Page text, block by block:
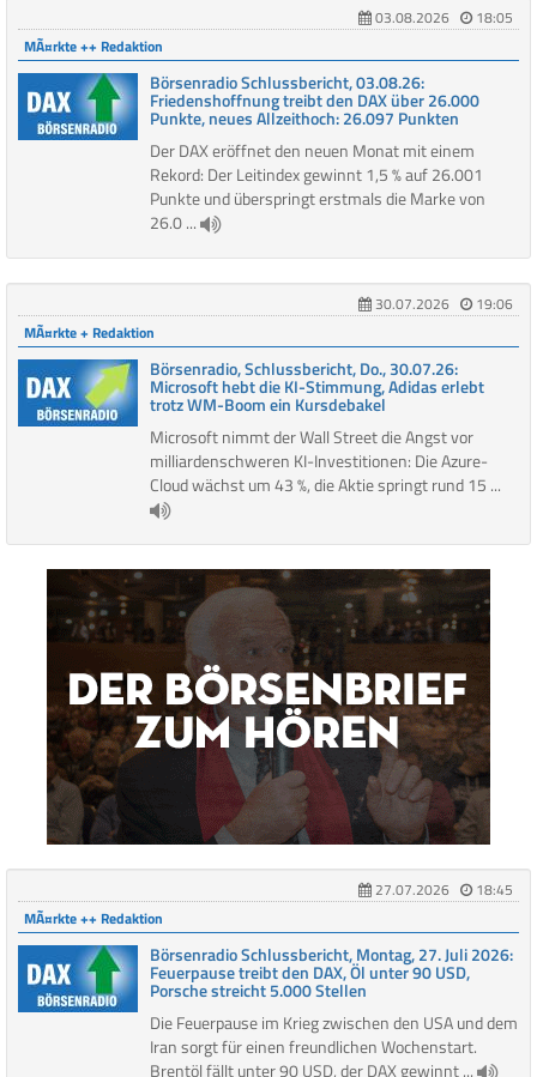
03.08.2026
18:05
MÃ¤rkte ++ Redaktion
Börsenradio Schlussbericht, 03.08.26:
Friedenshoffnung treibt den DAX über 26.000
Punkte, neues Allzeithoch: 26.097 Punkten
Der DAX eröffnet den neuen Monat mit einem
Rekord: Der Leitindex gewinnt 1,5 % auf 26.001
Punkte und überspringt erstmals die Marke von
26.0 ...
30.07.2026
19:06
MÃ¤rkte + Redaktion
Börsenradio, Schlussbericht, Do., 30.07.26:
Microsoft hebt die KI-Stimmung, Adidas erlebt
trotz WM-Boom ein Kursdebakel
Microsoft nimmt der Wall Street die Angst vor
milliardenschweren KI-Investitionen: Die Azure-
Cloud wächst um 43 %, die Aktie springt rund 15 ...
27.07.2026
18:45
MÃ¤rkte ++ Redaktion
Börsenradio Schlussbericht, Montag, 27. Juli 2026:
Feuerpause treibt den DAX, Öl unter 90 USD,
Porsche streicht 5.000 Stellen
Die Feuerpause im Krieg zwischen den USA und dem
Iran sorgt für einen freundlichen Wochenstart.
Brentöl fällt unter 90 USD, der DAX gewinnt ...